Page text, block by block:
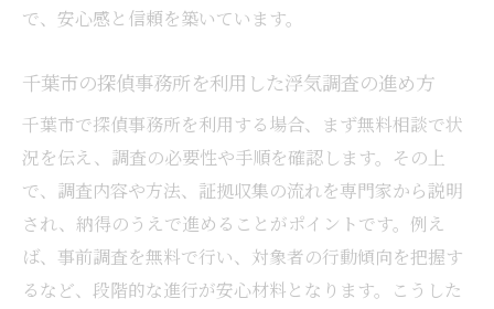
で、安心感と信頼を築いています。
千葉市の探偵事務所を利用した浮気調査の進め方
千葉市で探偵事務所を利用する場合、まず無料相談で状
況を伝え、調査の必要性や手順を確認します。その上
で、調査内容や方法、証拠収集の流れを専門家から説明
され、納得のうえで進めることがポイントです。例え
ば、事前調査を無料で行い、対象者の行動傾向を把握す
るなど、段階的な進行が安心材料となります。こうした